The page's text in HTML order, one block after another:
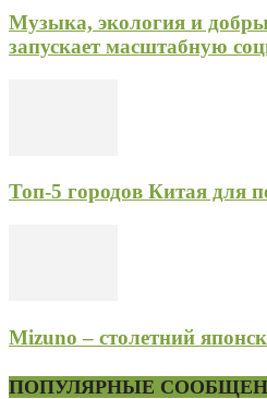
Музыка, экология и
запускает масштабную
Топ-5 городов Китая для
Mizuno – столетний
ПОПУЛЯРНЫЕ